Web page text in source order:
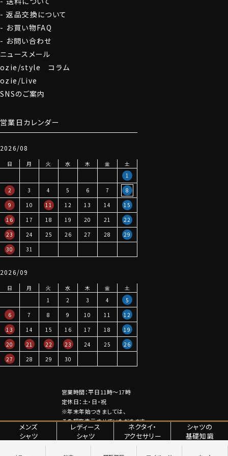
メンズ
シャツ
レディース
シャツ
ネクタイ・
アクセサリー
シャツの
基礎知識
返品交換について
お買い物FAQ
お問い合わせ
ニュースメール
ozie/style コラム
ozie/Live
SNSのご案内
営業日カレンダー
2026/08
日 月 火 水 木 金
土
1
2
3 4 5 6 7
8
9
10 11 12 13 14
15
16
17 18 19 20 21
22
23
24 25 26 27 28
29
30
31
2026/09
日 月 火 水 木 金
土
1
2 3 4
5
6
7 8 9 10 11
12
13
14 15 16 17 18
19
20
21 22 23 24 25
26
27
28 29 30
営業時間：平日11時～17時
定休日：土・日・祝
※年末年始つきましては、
その都度表示させていただきます。
特定商取引法に関する表記 プライバシーポリシー